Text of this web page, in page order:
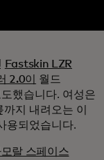
Fastskin LZR
2.0이
월드
했습니다. 여성은
지 내려오는 이
용되었습니다.
랄 스페이스